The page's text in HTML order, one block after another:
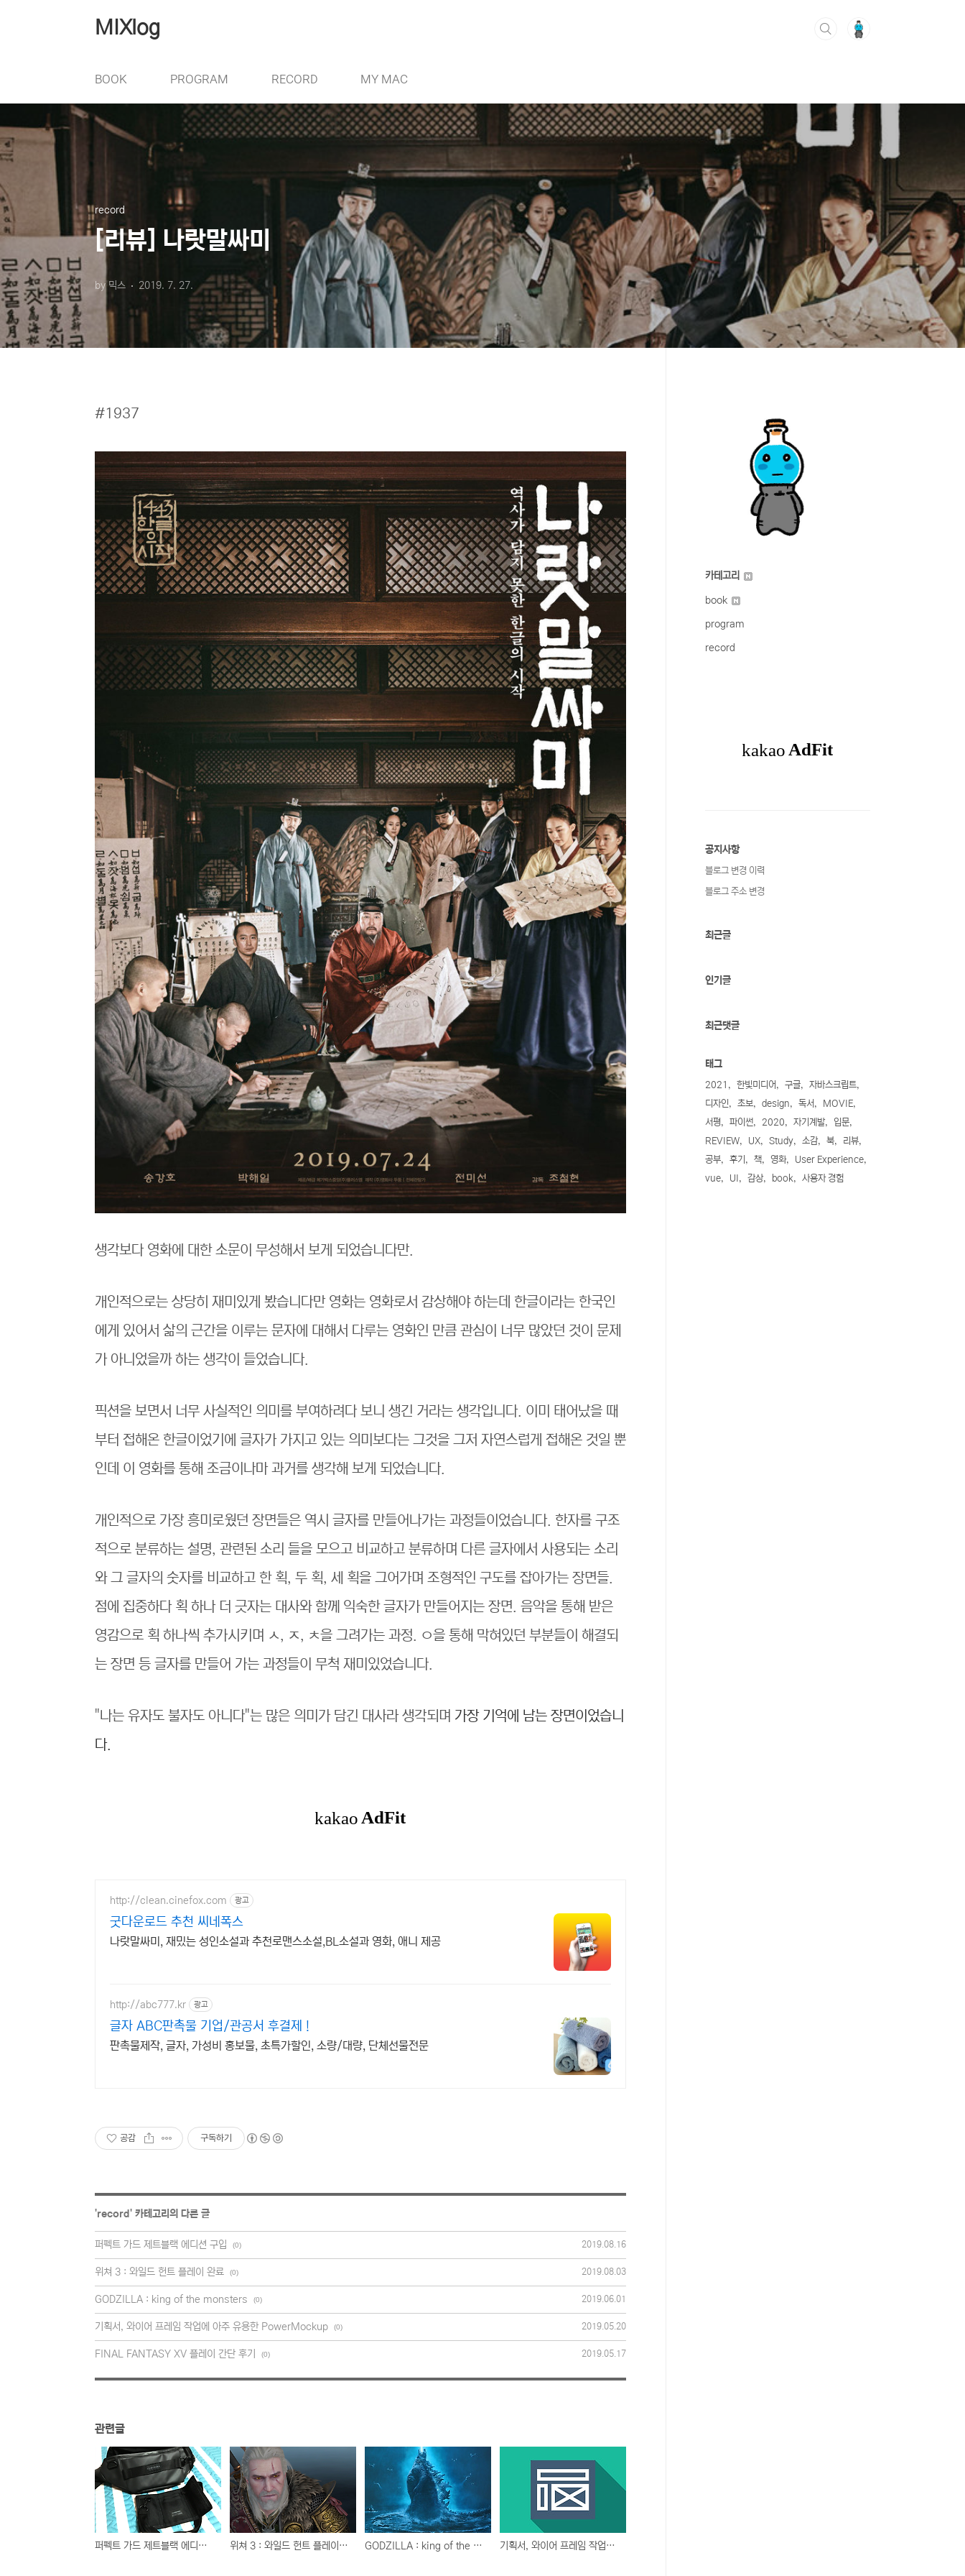
MIXlog
BOOK PROGRAM RECORD MY MAC
record
[리뷰] 나랏말싸미
by 믹스 2019. 7. 27.
#1937
생각보다 영화에 대한 소문이 무성해서 보게 되었습니다만.
개인적으로는 상당히 재미있게 봤습니다만 영화는 영화로서 감상해야 하는데 한글이라는 한국인
에게 있어서 삶의 근간을 이루는 문자에 대해서 다루는 영화인 만큼 관심이 너무 많았던 것이 문제
가 아니었을까 하는 생각이 들었습니다.
픽션을 보면서 너무 사실적인 의미를 부여하려다 보니 생긴 거라는 생각입니다. 이미 태어났을 때
부터 접해온 한글이었기에 글자가 가지고 있는 의미보다는 그것을 그저 자연스럽게 접해온 것일 뿐
인데 이 영화를 통해 조금이나마 과거를 생각해 보게 되었습니다.
개인적으로 가장 흥미로웠던 장면들은 역시 글자를 만들어나가는 과정들이었습니다. 한자를 구조
적으로 분류하는 설명, 관련된 소리 들을 모으고 비교하고 분류하며 다른 글자에서 사용되는 소리
와 그 글자의 숫자를 비교하고 한 획, 두 획, 세 획을 그어가며 조형적인 구도를 잡아가는 장면들.
점에 집중하다 획 하나 더 긋자는 대사와 함께 익숙한 글자가 만들어지는 장면. 음악을 통해 받은
영감으로 획 하나씩 추가시키며 ㅅ, ㅈ, ㅊ을 그려가는 과정. ㅇ을 통해 막혀있던 부분들이 해결되
는 장면 등 글자를 만들어 가는 과정들이 무척 재미있었습니다.
"나는 유자도 불자도 아니다"는 많은 의미가 담긴 대사라 생각되며 가장 기억에 남는 장면이었습니
다.
http://clean.cinefox.com 광고
굿다운로드 추천 씨네폭스
나랏말싸미, 재밌는 성인소설과 추천로맨스소설,BL소설과 영화, 애니 제공
http://abc777.kr 광고
글자 ABC판촉물 기업/관공서 후결제 !
판촉물제작, 글자, 가성비 홍보물, 초특가할인, 소량/대량, 단체선물전문
공감 구독하기
'record' 카테고리의 다른 글
퍼펙트 가드 제트블랙 에디션 구입 (0) 2019.08.16
위쳐 3 : 와일드 헌트 플레이 완료 (0) 2019.08.03
GODZILLA : king of the monsters (0) 2019.06.01
기획서, 와이어 프레임 작업에 아주 유용한 PowerMockup (0) 2019.05.20
FINAL FANTASY XV 플레이 간단 후기 (0) 2019.05.17
관련글
퍼펙트 가드 제트블랙 에디션 구입 위쳐 3 : 와일드 헌트 플레이 완료 GODZILLA : king of the monsters 기획서, 와이어 프레임 작업에 아주 유용한 PowerMockup
카테고리
book
program
record
공지사항
블로그 변경 이력
블로그 주소 변경
최근글
인기글
최근댓글
태그
2021 한빛미디어 구글
자바스크립트
디자인
초보 design 독서
MOVIE
서평
파이썬 2020 자기계발
입문
REVIEW
UX Study 소감 북
리뷰
공부
후기 책 영화
User Experience
vue
UI 감상 book 사용자 경험